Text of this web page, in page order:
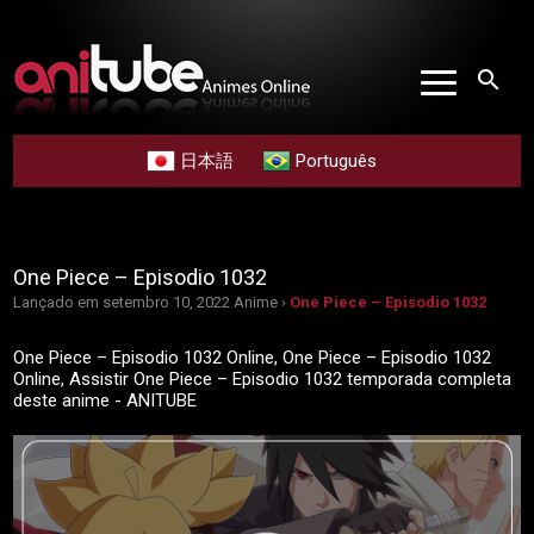
search
日本語 Português
One Piece – Episodio 1032
Lançado em setembro 10, 2022 Anime › One Piece – Episodio 1032
One Piece – Episodio 1032 Online, One Piece – Episodio 1032
Online, Assistir One Piece – Episodio 1032 temporada completa
deste anime - ANITUBE